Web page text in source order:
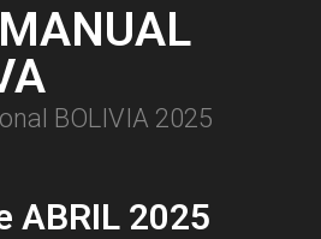
BOLIVIA 2025
ABRIL 2025